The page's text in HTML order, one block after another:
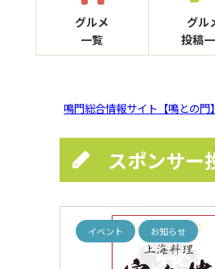
グルメ
一覧
グル
投稿
鳴門総合情報サイト【鳴との門】
スポンサー
イベント お知らせ